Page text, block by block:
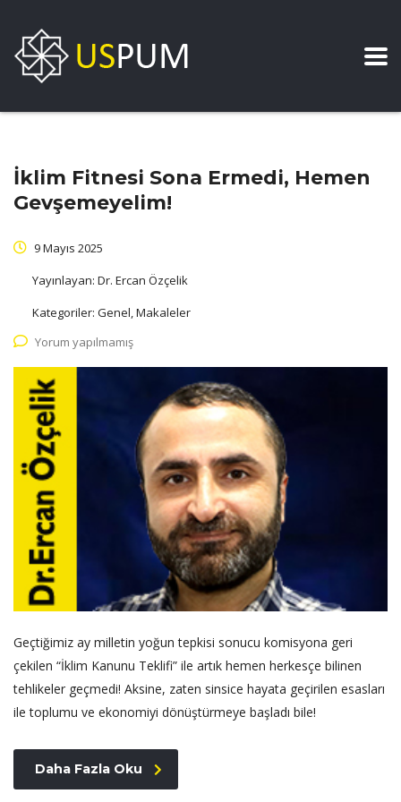
İklim Fitnesi Sona Ermedi, Hemen
Gevşemeyelim!
9 Mayıs 2025
Yayınlayan: Dr. Ercan Özçelik
Kategoriler: Genel, Makaleler
Yorum yapılmamış
Geçtiğimiz ay milletin yoğun tepkisi sonucu komisyona geri
çekilen “İklim Kanunu Teklifi” ile artık hemen herkesçe bilinen
tehlikeler geçmedi! Aksine, zaten sinsice hayata geçirilen esasları
ile toplumu ve ekonomiyi dönüştürmeye başladı bile!
Daha Fazla Oku